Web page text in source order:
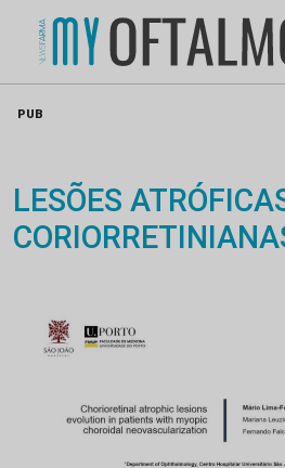
PUB
LESÕES